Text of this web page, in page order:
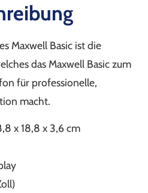
Maxwell Basic ist die
das Maxwell Basic zum
für professionelle,
macht.
x 18,8 x 3,6 cm